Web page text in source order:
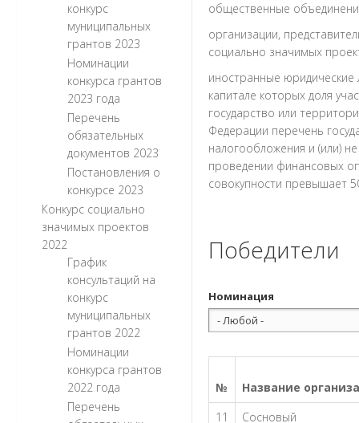
конкурс
муниципальных
грантов 2023
Номинации
конкурса грантов
2023 года
Перечень
обязательных
документов 2023
Постановления о
конкурсе 2023
Конкурс социально
значимых проектов
2022
График
консультаций на
конкурс
муниципальных
грантов 2022
Номинации
конкурса грантов
2022 года
Перечень
общественные
организации,
социально значимых
иностранные юридические
капитале которых доля
государство или
Федерации перечень
налогообложения и (или)
проведении финансовых
совокупности превышает
Победители
Номинация
№
Название
11
Сосновый